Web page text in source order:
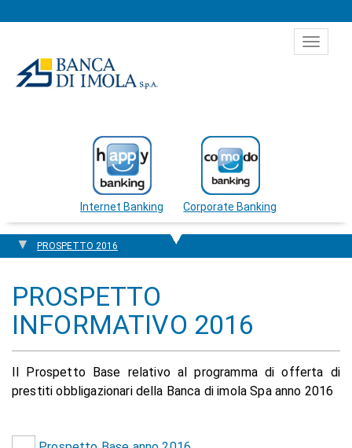
Toggle
Internet Banking Corporate Banking
PROSPETTO 2016
PROSPETTO
INFORMATIVO 2016
Il Prospetto Base relativo al programma di offerta di
prestiti obbligazionari della Banca di imola Spa anno 2016